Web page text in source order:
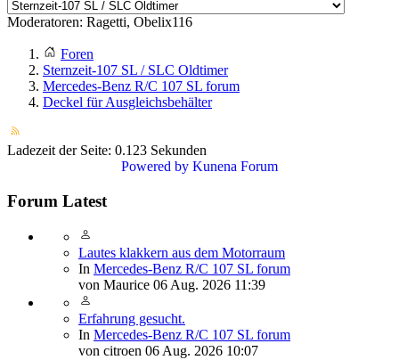
Moderatoren: Ragetti, Obelix116
Foren
Sternzeit-107 SL / SLC Oldtimer
Mercedes-Benz R/C 107 SL forum
Deckel für Ausgleichsbehälter
Ladezeit der Seite: 0.123 Sekunden
Powered by Kunena Forum
Forum Latest
Lautes klakkern aus dem Motorraum
In Mercedes-Benz R/C 107 SL forum
von Maurice 06 Aug. 2026 11:39
Erfahrung gesucht.
In Mercedes-Benz R/C 107 SL forum
von citroen 06 Aug. 2026 10:07